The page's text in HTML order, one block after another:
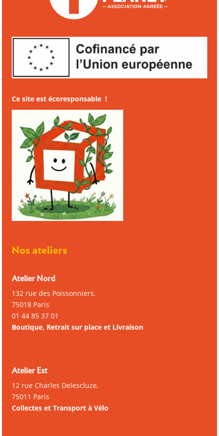
Ce site est écoresponsable !
Nos ateliers
Atelier Nord
132 rue des Poissonniers,
75018 Paris
01 44 85 37 01
Boutique, Retrait sur place et Livraison
Atelier Est
12 rue Charles Delescluze,
75011 Paris
Collectes et Transport à Vélo